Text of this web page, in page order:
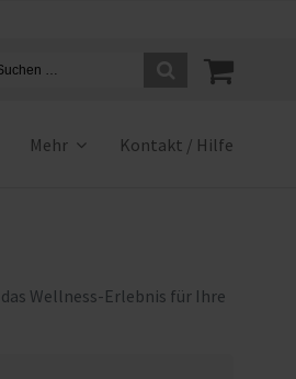
Mehr Kontakt / Hilfe
Wellness-Erlebnis für Ihre